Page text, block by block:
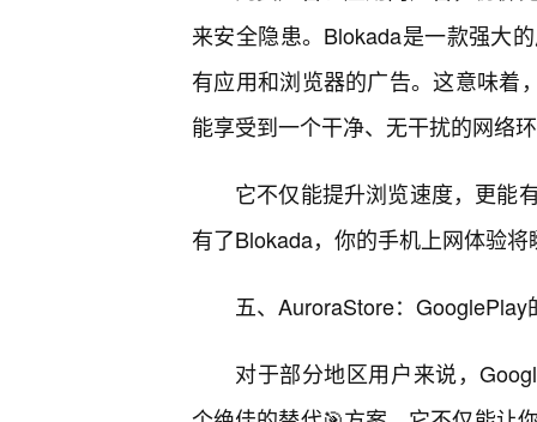
来安全隐患。Blokada是一款强大
有应用和浏览器的广告。这意味着
能享受到一个干净、无干扰的网络
它不仅能提升浏览速度，更能
有了Blokada，你的手机上网体验将
五、AuroraStore：
对于部分地区用户来说，